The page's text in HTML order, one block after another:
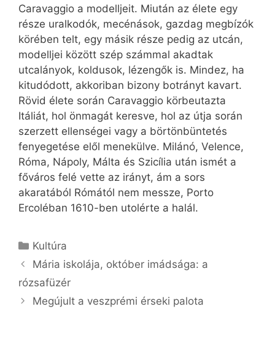
Caravaggio a modelljeit. Miután az élete egy
része uralkodók, mecénások, gazdag megbízók
körében telt, egy másik része pedig az utcán,
modelljei között szép számmal akadtak
utcalányok, koldusok, lézengők is. Mindez, ha
kitudódott, akkoriban bizony botrányt kavart.
Rövid élete során Caravaggio körbeutazta
Itáliát, hol önmagát keresve, hol az útja során
szerzett ellenségei vagy a börtönbüntetés
fenyegetése elől menekülve. Milánó, Velence,
Róma, Nápoly, Málta és Szicília után ismét a
főváros felé vette az irányt, ám a sors
akaratából Rómától nem messze, Porto
Ercoléban 1610-ben utolérte a halál.
Kategória
Kultúra
Mária iskolája, október imádsága: a
rózsafüzér
Megújult a veszprémi érseki palota